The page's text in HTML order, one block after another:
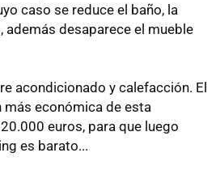
caso se reduce el baño, la
además desaparece el mueble
acondicionado y calefacción. El
más económica de esta
euros, para que luego
es barato...